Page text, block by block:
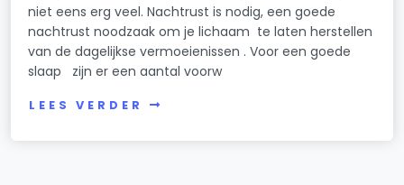
niet eens erg veel. Nachtrust is nodig, een goede
nachtrust noodzaak om je lichaam te laten herstellen
van de dagelijkse vermoeienissen . Voor een goede
slaap zijn er een aantal voorw
LEES VERDER